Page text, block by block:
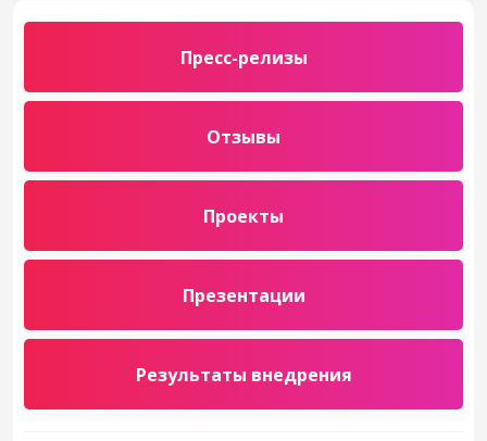
Пресс-релизы
Отзывы
Проекты
Презентации
Результаты внедрения